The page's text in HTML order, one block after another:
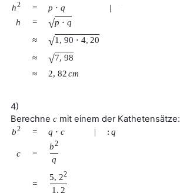
h2 = p ⋅ q |
h = √p ⋅ q
≈
√1 , 90 ⋅ 4, 20
≈
√7, 98
≈
2, 82cm
4)
Berechne c mit einem der Kathetensätze:
b2 = q ⋅ c | : q
c =
b2
q
=
5, 22
1 , 2